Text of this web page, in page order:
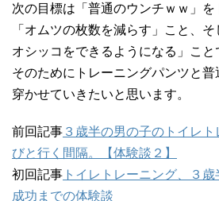
次の目標は「普通のウンチｗｗ」を
「オムツの枚数を減らす」こと、
オシッコをできるようになる」こと
そのためにトレーニングパンツと
穿かせていきたいと思います。
前回記事 ３歳半の男の子のトイレ
びと行く間隔。【体験談２】
初回記事 トイレトレーニング、３歳
成功までの体験談